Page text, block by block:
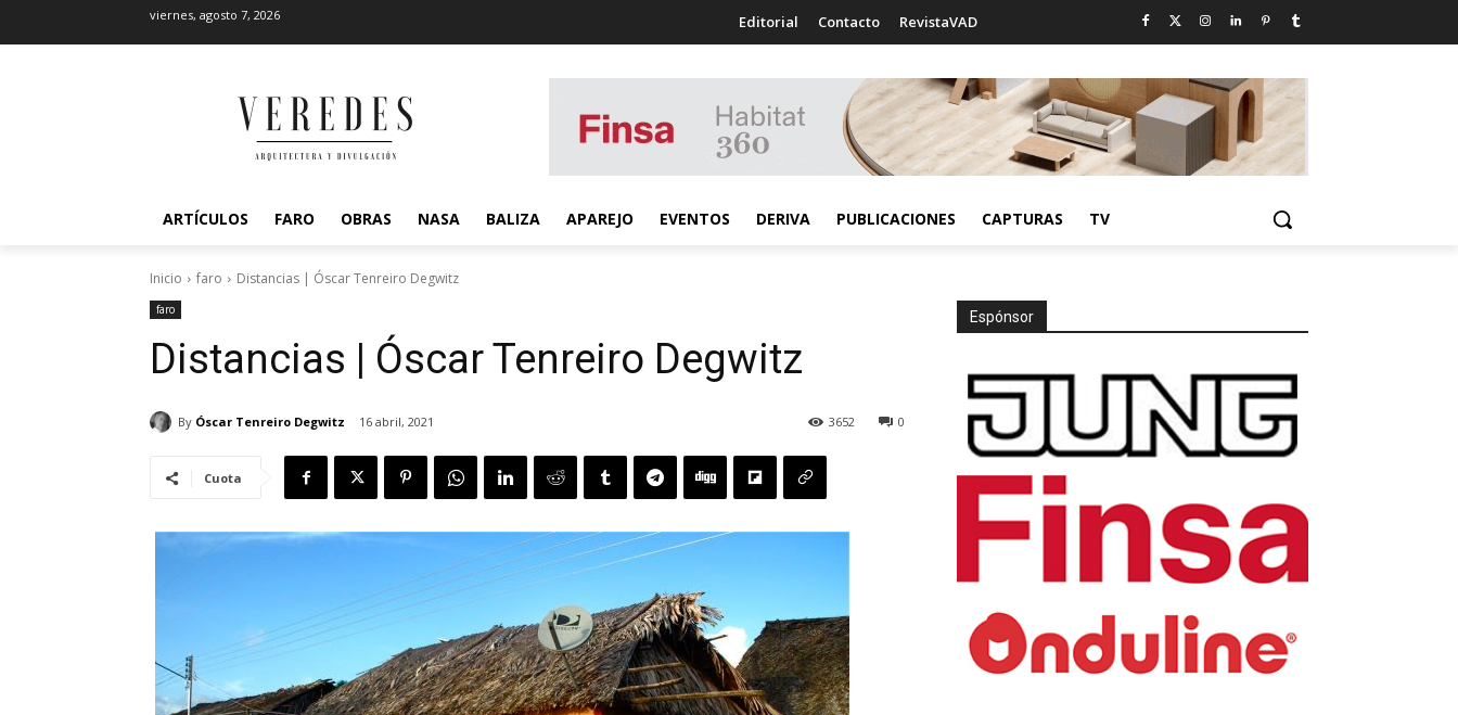
viernes, agosto 7, 2026 Editorial Contacto RevistaVAD
ARTÍCULOS FARO OBRAS NASA BALIZA APAREJO EVENTOS DERIVA PUBLICACIONES CAPTURAS TV
Inicio faro Distancias | Óscar Tenreiro Degwitz
faro
Distancias | Óscar Tenreiro Degwitz
By Óscar Tenreiro Degwitz 16 abril, 2021 0
3652
Cuota
Espónsor